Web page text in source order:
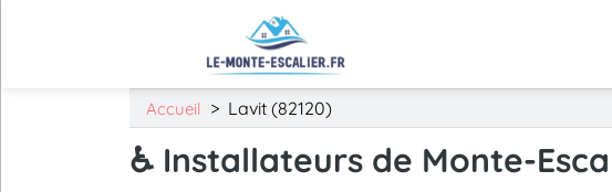
Accueil > Lavit (82120)
♿ Installateurs de Monte-